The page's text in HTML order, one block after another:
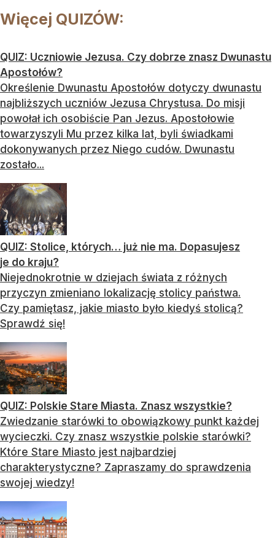
Więcej QUIZÓW:
QUIZ: Uczniowie Jezusa. Czy dobrze znasz Dwunastu
Apostołów?
Określenie Dwunastu Apostołów dotyczy dwunastu
najbliższych uczniów Jezusa Chrystusa. Do misji
powołał ich osobiście Pan Jezus. Apostołowie
towarzyszyli Mu przez kilka lat, byli świadkami
dokonywanych przez Niego cudów. Dwunastu
zostało...
QUIZ: Stolice, których… już nie ma. Dopasujesz
je do kraju?
Niejednokrotnie w dziejach świata z różnych
przyczyn zmieniano lokalizację stolicy państwa.
Czy pamiętasz, jakie miasto było kiedyś stolicą?
Sprawdź się!
QUIZ: Polskie Stare Miasta. Znasz wszystkie?
Zwiedzanie starówki to obowiązkowy punkt każdej
wycieczki. Czy znasz wszystkie polskie starówki?
Które Stare Miasto jest najbardziej
charakterystyczne? Zapraszamy do sprawdzenia
swojej wiedzy!